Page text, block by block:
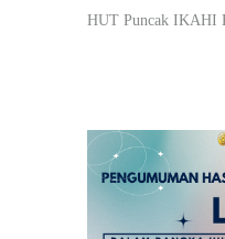
HUT Puncak IKAHI